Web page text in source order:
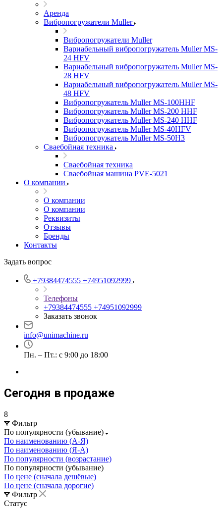
Аренда
Вибропогружатели Muller
Вибропогружатели Muller
Вариабельный вибропогружатель Muller MS-
24 HFV
Вариабельный вибропогружатель Muller MS-
28 HFV
Вариабельный вибропогружатель Muller MS-
48 HFV
Вибропогружатель Muller MS-100HHF
Вибропогружатель Muller MS-200 HHF
Вибропогружатель Muller MS-240 HHF
Вибропогружатель Muller MS-40HFV
Вибропогружатель Muller MS-50H3
Сваебойная техника
Сваебойная техника
Сваебойная машина PVE-5021
О компании
О компании
О компании
Реквизиты
Отзывы
Бренды
Контакты
Задать вопрос
+79384474555 +74951092999
Телефоны
+79384474555 +74951092999
Заказать звонок
info@unimachine.ru
Пн. – Пт.: с 9:00 до 18:00
Сегодня в продаже
8
Фильтр
По популярности (убывание)
По наименованию (А-Я)
По наименованию (Я-А)
По популярности (возрастание)
По популярности (убывание)
По цене (сначала дешёвые)
По цене (сначала дорогие)
Фильтр
Статус